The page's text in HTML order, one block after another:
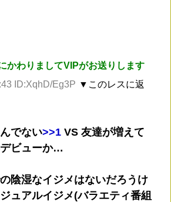
かわりましてVIPがお送りします
ID:XqhD/Eg3P ▼このレスに返
でない>>1 VS 友達が増えて
ビューか…
陰湿なイジメはないだろうけ
ュアルイジメ(バラエティ番組